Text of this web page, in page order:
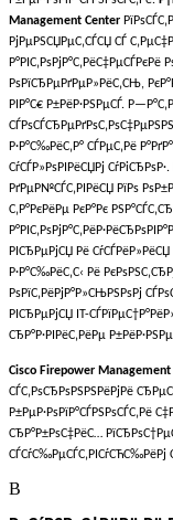
Management Center
РјРµРЅСЏРµС‚СЃСЏ СЃ
Р°РІС‚РѕРјР°С‚РёС‡РµСЃРєРё
РѕРїСЂРµРґРµР»РёС‚СЊ,
РІР°С€ Р±РёР·РЅРµСЃ.
Р·Р°С‰РёС‚Р° СЃРµС‚Рё
СѓСЃР»РѕРІРёСЏРј
РґРµР№СЃС‚РІРёСЏ РїРѕ
С‚Р°РєРёРµ РєР°Рє
РІСЂРµРјСЏ Рё СѓСЃРёР»РёСЏ
Р·Р°С‰РёС‚С‹ Рё
РѕРїС‚РёРјР°Р»СЊРЅРѕРј
РІСЂРµРјСЏ IT-
СЂР°Р·РІРёС‚РёРµ
Cisco Firepower Management
СЃС‚РѕСЂРѕРЅРЅРёРјРё
Р±РµР·РѕРїР°СЃРЅРѕСЃС‚Рё
СЂР°Р±РѕС‡РёС…
СЃСѓС‰РµСЃС‚РІСѓСЋС‰РёРј
В